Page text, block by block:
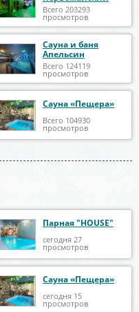
Всего 203293
просмотров
Сауна и баня
Апельсин
Всего 124119
просмотров
Сауна «Пещера»
Всего 104930
просмотров
Парная "HOUSE"
сегодня 27
просмотров
Сауна «Пещера»
сегодня 15
просмотров